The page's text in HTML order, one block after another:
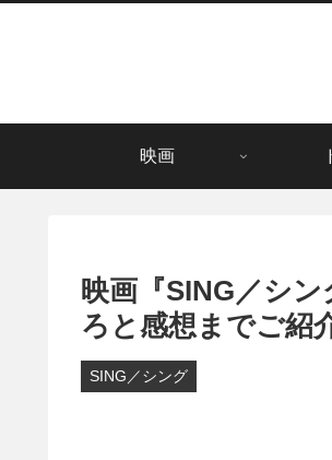
映画
映画『SING／シ
ろと感想までご紹
SING／シング